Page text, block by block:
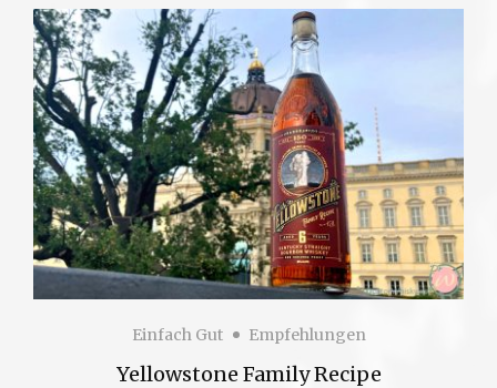
Einfach Gut Empfehlungen
Yellowstone Family Recipe